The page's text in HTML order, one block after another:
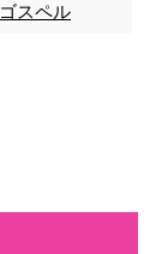
ゴスペル